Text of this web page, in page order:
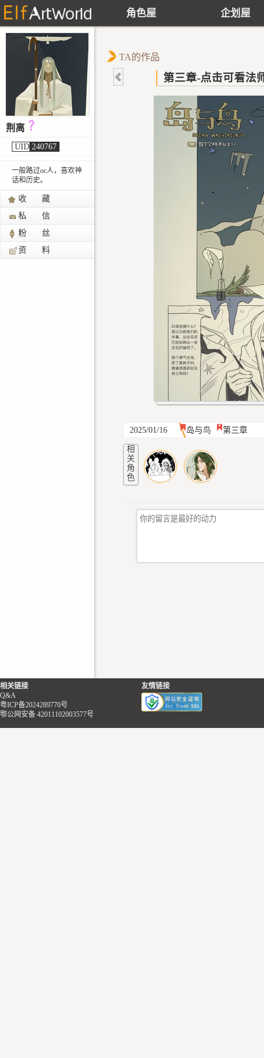
角色屋 企划屋
荆离
UID 240767
一般路过oc人，喜欢神
话和历史。
收 藏
私 信
粉 丝
资 料
TA的作品
第三章-点击可看法
2025/01/16 岛与鸟 第三章
相
关
角
色
相关链接
Q&A
粤ICP备2024289770号
鄂公网安备 42011102003577号
友情链接